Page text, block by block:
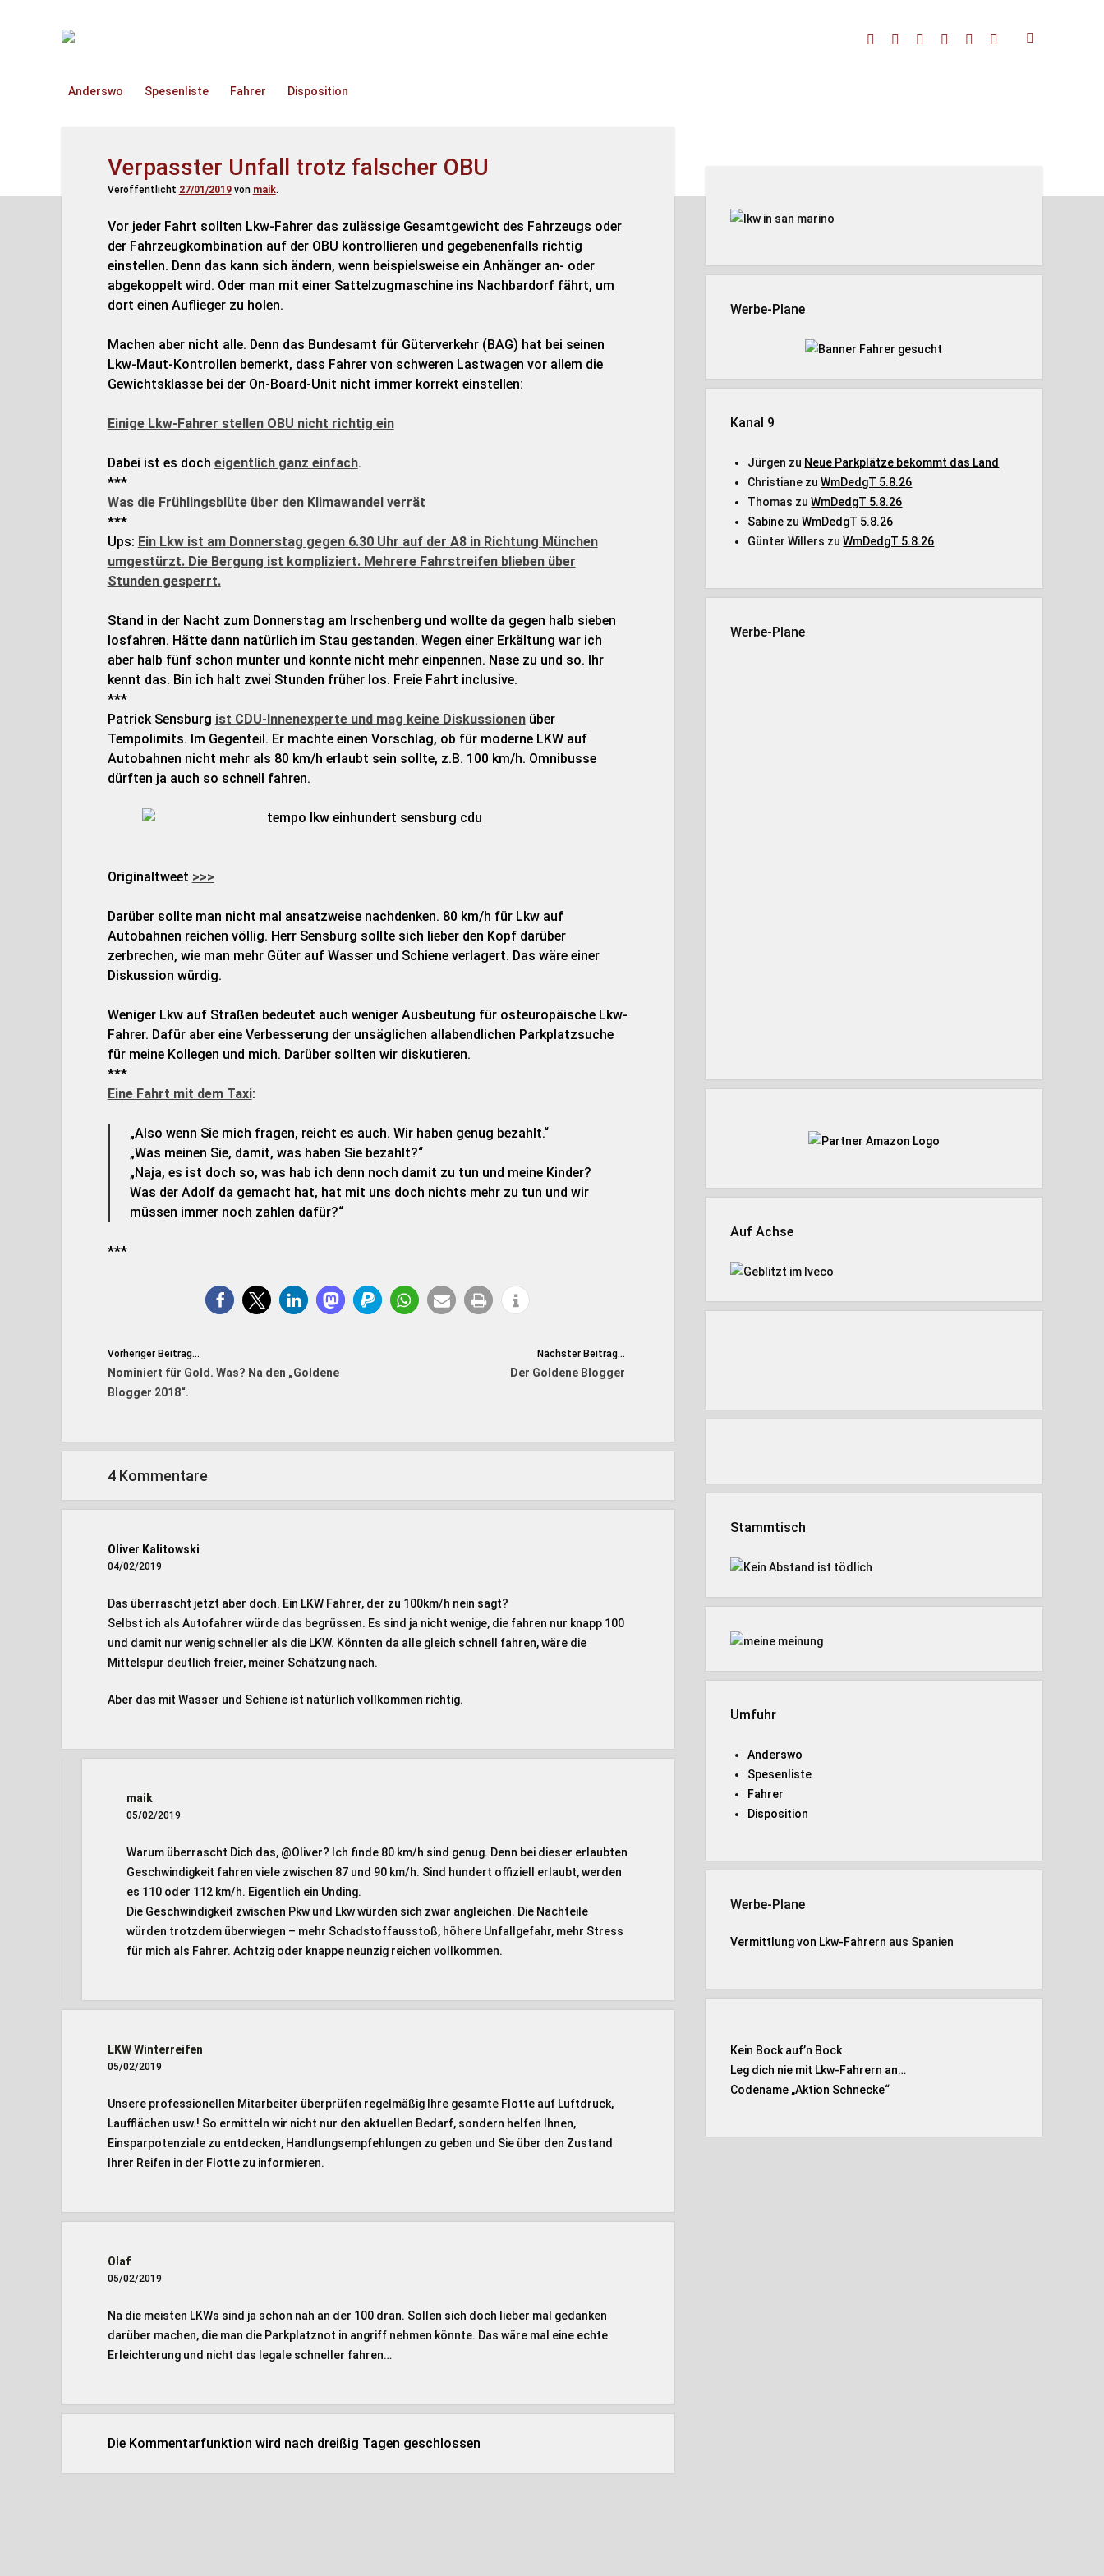
TruckOnline.de facebookthreadslinkedinyoutube
rss amazon
Anderswo Spesenliste Fahrer Disposition
Verpasster Unfall trotz falscher OBU
Veröffentlicht 27/01/2019von maik.
Vor jeder Fahrt sollten Lkw-Fahrer das zulässige Gesamtgewicht des Fahrzeugs oder
der Fahrzeugkombination auf der OBU kontrollieren und gegebenenfalls richtig
einstellen. Denn das kann sich ändern, wenn beispielsweise ein Anhänger an- oder
abgekoppelt wird. Oder man mit einer Sattelzugmaschine ins Nachbardorf fährt, um
dort einen Auflieger zu holen.
Machen aber nicht alle. Denn das Bundesamt für Güterverkehr (BAG) hat bei seinen
Lkw-Maut-Kontrollen bemerkt, dass Fahrer von schweren Lastwagen vor allem die
Gewichtsklasse bei der On-Board-Unit nicht immer korrekt einstellen:
Einige Lkw-Fahrer stellen OBU nicht richtig ein
Dabei ist es doch eigentlich ganz einfach.
***
Was die Frühlingsblüte über den Klimawandel verrät
***
Ups: Ein Lkw ist am Donnerstag gegen 6.30 Uhr auf der A8 in Richtung München
umgestürzt. Die Bergung ist kompliziert. Mehrere Fahrstreifen blieben über
Stunden gesperrt.
Stand in der Nacht zum Donnerstag am Irschenberg und wollte da gegen halb sieben
losfahren. Hätte dann natürlich im Stau gestanden. Wegen einer Erkältung war ich
aber halb fünf schon munter und konnte nicht mehr einpennen. Nase zu und so. Ihr
kennt das. Bin ich halt zwei Stunden früher los. Freie Fahrt inclusive.
***
Patrick Sensburg ist CDU-Innenexperte und mag keine Diskussionenüber
Tempolimits. Im Gegenteil. Er machte einen Vorschlag, ob für moderne LKW auf
Autobahnen nicht mehr als 80 km/h erlaubt sein sollte, z.B. 100 km/h. Omnibusse
dürften ja auch so schnell fahren.
Originaltweet >>>
Darüber sollte man nicht mal ansatzweise nachdenken. 80 km/h für Lkw auf
Autobahnen reichen völlig. Herr Sensburg sollte sich lieber den Kopf darüber
zerbrechen, wie man mehr Güter auf Wasser und Schiene verlagert. Das wäre einer
Diskussion würdig.
Weniger Lkw auf Straßen bedeutet auch weniger Ausbeutung für osteuropäische Lkw-
Fahrer. Dafür aber eine Verbesserung der unsäglichen allabendlichen Parkplatzsuche
für meine Kollegen und mich. Darüber sollten wir diskutieren.
***
Eine Fahrt mit dem Taxi:
„Also wenn Sie mich fragen, reicht es auch. Wir haben genug bezahlt.“
„Was meinen Sie, damit, was haben Sie bezahlt?“
„Naja, es ist doch so, was hab ich denn noch damit zu tun und meine Kinder?
Was der Adolf da gemacht hat, hat mit uns doch nichts mehr zu tun und wir
müssen immer noch zahlen dafür?“
***
Vorheriger Beitrag...
Nominiert für Gold. Was? Na den „Goldene
Blogger 2018“.
Nächster Beitrag...
Der Goldene Blogger
4 Kommentare
Oliver Kalitowski
04/02/2019
Das überrascht jetzt aber doch. Ein LKW Fahrer, der zu 100km/h nein sagt?
Selbst ich als Autofahrer würde das begrüssen. Es sind ja nicht wenige, die fahren nur knapp 100
und damit nur wenig schneller als die LKW. Könnten da alle gleich schnell fahren, wäre die
Mittelspur deutlich freier, meiner Schätzung nach.
Aber das mit Wasser und Schiene ist natürlich vollkommen richtig.
maik
05/02/2019
Warum überrascht Dich das, @Oliver? Ich finde 80 km/h sind genug. Denn bei dieser erlaubten
Geschwindigkeit fahren viele zwischen 87 und 90 km/h. Sind hundert offiziell erlaubt, werden
es 110 oder 112 km/h. Eigentlich ein Unding.
Die Geschwindigkeit zwischen Pkw und Lkw würden sich zwar angleichen. Die Nachteile
würden trotzdem überwiegen – mehr Schadstoffausstoß, höhere Unfallgefahr, mehr Stress
für mich als Fahrer. Achtzig oder knappe neunzig reichen vollkommen.
LKW Winterreifen
05/02/2019
Unsere professionellen Mitarbeiter überprüfen regelmäßig Ihre gesamte Flotte auf Luftdruck,
Laufflächen usw.! So ermitteln wir nicht nur den aktuellen Bedarf, sondern helfen Ihnen,
Einsparpotenziale zu entdecken, Handlungsempfehlungen zu geben und Sie über den Zustand
Ihrer Reifen in der Flotte zu informieren.
Olaf
05/02/2019
Na die meisten LKWs sind ja schon nah an der 100 dran. Sollen sich doch lieber mal gedanken
darüber machen, die man die Parkplatznot in angriff nehmen könnte. Das wäre mal eine echte
Erleichterung und nicht das legale schneller fahren…
Die Kommentarfunktion wird nach dreißig Tagen geschlossen
Werbe-Plane
Kanal 9
Jürgen zu Neue Parkplätze bekommt das Land
Christiane zuWmDedgT 5.8.26
Thomas zuWmDedgT 5.8.26
Sabine zuWmDedgT 5.8.26
Günter Willers zuWmDedgT 5.8.26
Werbe-Plane
Auf Achse
Stammtisch
Umfuhr
Anderswo
Spesenliste
Fahrer
Disposition
Werbe-Plane
Vermittlung von Lkw-Fahrern aus Spanien
Kein Bock auf’n Bock
Leg dich nie mit Lkw-Fahrern an…
Codename „Aktion Schnecke“